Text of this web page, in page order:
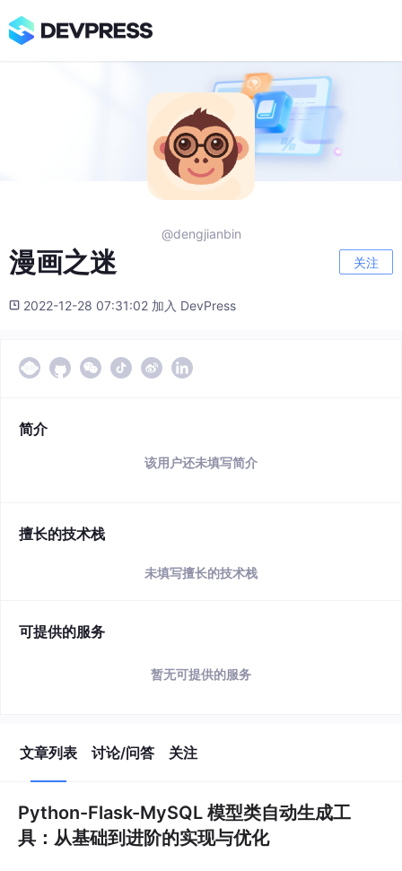
@dengjianbin
漫画之迷 关注
2022-12-28 07:31:02 加入 DevPress
简介
该用户还未填写简介
擅长的技术栈
未填写擅长的技术栈
可提供的服务
暂无可提供的服务
文章列表 讨论/问答 关注
Python-Flask-MySQL 模型类自动生成工
具：从基础到进阶的实现与优化